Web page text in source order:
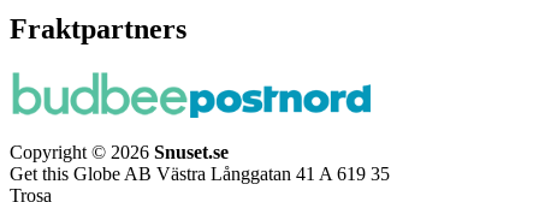
Fraktpartners
Copyright © 2026 Snuset.se
Get this Globe AB Västra Långgatan 41 A 619 35
Trosa